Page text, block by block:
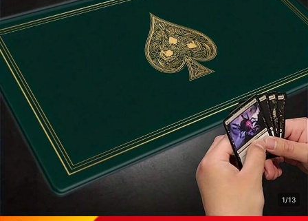
1/13